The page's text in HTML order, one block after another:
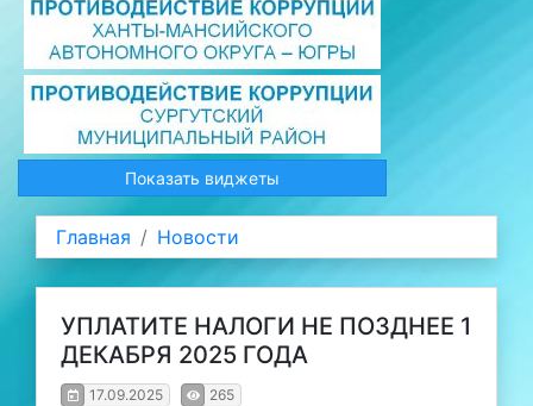
Показать виджеты
Главная Новости
УПЛАТИТЕ НАЛОГИ НЕ ПОЗДНЕЕ 1
ДЕКАБРЯ 2025 ГОДА
17.09.2025 265